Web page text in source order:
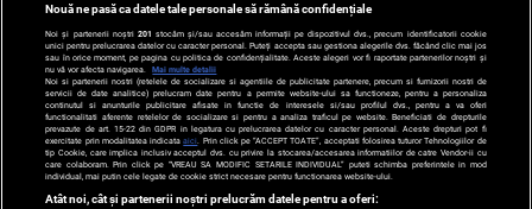
SPORT
strigați”
Nouă ne pasă ca datele tale personale să rămână confidențiale
Noi și partenerii noștri 201 stocăm și/sau accesăm informații pe dispozitivul dvs., precum identificatorii cookie
unici pentru prelucrarea datelor cu caracter personal. Puteți accepta sau gestiona alegerile dvs. făcând clic mai jos
sau în orice moment, pe pagina cu politica de confidențialitate. Aceste alegeri vor fi raportate partenerilor noștri și
nu vă vor afecta navigarea.
Mai multe detalii
Noi si partenerii nostri (retelele de socializare si agentiile de publicitate partenere, precum si furnizorii nostri de
servicii de date analitice) prelucram date pentru a permite website-ului sa functioneze, pentru a personaliza
continutul si anunturile publicitare afisate in functie de interesele si/sau profilul dvs., pentru a va oferi
functionalitati aferente retelelor de socializare si pentru a analiza traficul pe website. Beneficiati de drepturile
prevazute de art. 15-22 din GDPR in legatura cu prelucrarea datelor cu caracter personal. Aceste drepturi pot fi
exercitate prin modalitatea indicataaici . Prin click pe “ACCEPT TOATE”, acceptati folosirea tuturor Tehnologiilor de
tip Cookie, care implica inclusiv acceptul dvs. cu privire la stocarea/accesarea informatiilor de catre Vendor-ii cu
care colaboram. Prin click pe “VREAU SA MODIFIC SETARILE INDIVIDUAL” puteti schimba preferintele in mod
individual, mai putin cele legate de cookie strict necesare pentru functionarea website-ului.
Atât noi, cât și partenerii noștri prelucrăm datele pentru a oferi: